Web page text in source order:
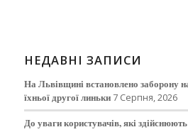
НЕДАВНІ ЗАПИСИ
На Львівщині встановлено заборону
їхньої другої линьки 7 Серпня, 2026
До уваги користувачів, які